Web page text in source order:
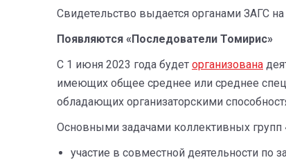
Свидетельство выдается органами ЗАГС
Появляются «Последователи Томирис»
С 1 июня 2023 года будет организована
имеющих общее среднее или среднее
обладающих организаторскими
Основными задачами коллективных групп
участие в совместной деятельности по